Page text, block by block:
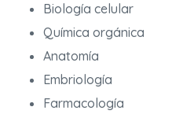
Biología celular
Química orgánica
Anatomía
Embriología
Farmacología